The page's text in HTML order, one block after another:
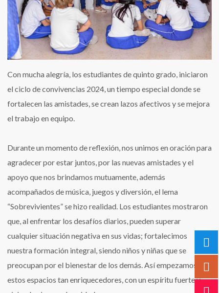
Con mucha alegría, los estudiantes de quinto grado, iniciaron
el ciclo de convivencias 2024, un tiempo especial donde se
fortalecen las amistades, se crean lazos afectivos y se mejora
el trabajo en equipo.
Durante un momento de reflexión, nos unimos en oración para
agradecer por estar juntos, por las nuevas amistades y el
apoyo que nos brindamos mutuamente, además
acompañados de música, juegos y diversión, el lema
“Sobrevivientes” se hizo realidad. Los estudiantes mostraron
que, al enfrentar los desafíos diarios, pueden superar
cualquier situación negativa en sus vidas; fortalecimos
nuestra formación integral, siendo niños y niñas que se
preocupan por el bienestar de los demás. Así empezamos
estos espacios tan enriquecedores, con un espíritu fuerte y